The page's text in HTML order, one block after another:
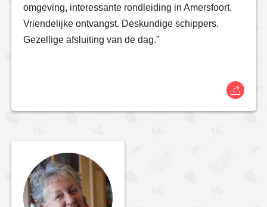
omgeving, interessante rondleiding in Amersfoort.
Vriendelijke ontvangst. Deskundige schippers.
Gezellige afsluiting van de dag.”